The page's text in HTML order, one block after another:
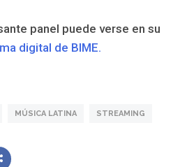
panel puede verse en su
digital de BIME.
MÚSICA LATINA STREAMING